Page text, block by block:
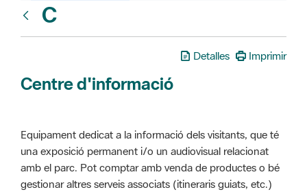
C
Detalles Imprimir
Centre d'informació
Equipament dedicat a la informació dels visitants, que té
una exposició permanent i/o un audiovisual relacionat
amb el parc. Pot comptar amb venda de productes o bé
gestionar altres serveis associats (itineraris guiats, etc.)